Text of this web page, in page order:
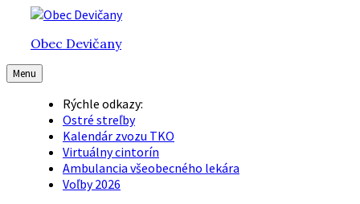
Preskočiť
obsah
Preskočiť
hlavnú
navigáciu
Preskočiť
pätičkuObec Devičany
Menu
Rýchle odkazy:
Ostré streľby
Kalendár zvozu TKO
Virtuálny cintorín
Ambulancia všeobecného lekára
Voľby 2026